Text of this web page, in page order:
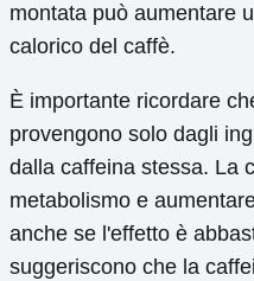
montata può aumentare
calorico del caffè.
È importante ricordare
provengono solo dagli
dalla caffeina stessa. La
metabolismo e
anche se l'effetto è
suggeriscono che la